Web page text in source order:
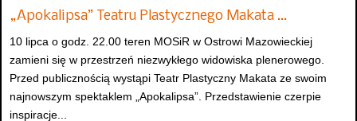
„Apokalipsa” Teatru Plastycznego Makata …
10 lipca o godz. 22.00 teren MOSiR w Ostrowi Mazowieckiej
zamieni się w przestrzeń niezwykłego widowiska plenerowego.
Przed publicznością wystąpi Teatr Plastyczny Makata ze swoim
najnowszym spektaklem „Apokalipsa”. Przedstawienie czerpie
inspiracje...